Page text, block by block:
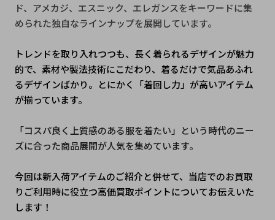
ド、アメカジ、エスニック、エレガンスをキーワードに集
められた独自なラインナップを展開しています。
トレンドを取り入れつつも、長く着られるデザインが魅力
的で、素材や製法技術にこだわり、着るだけで気品あふれ
るデザインばかり。とにかく「着回し力」が高いアイテム
が揃っています。
「コスパ良く上質感のある服を着たい」という時代のニー
ズに合った商品展開が人気を集めています。
今回は新入荷アイテムのご紹介と併せて、当店でのお買取
りご利用時に役立つ高価買取ポイントについてお伝えいた
します！